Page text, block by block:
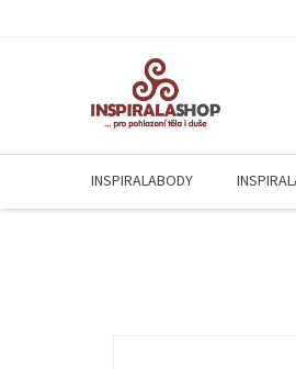
INSPIRALABODY